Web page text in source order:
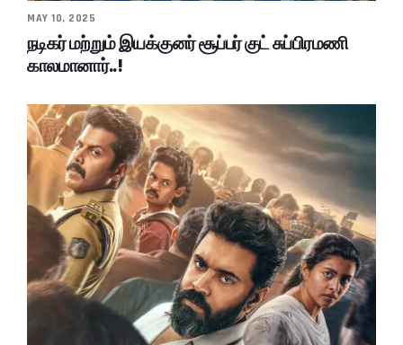
MAY 10, 2025
நடிகர் மற்றும் இயக்குனர் சூப்பர் குட் சுப்பிரமணி
காலமானார்..!